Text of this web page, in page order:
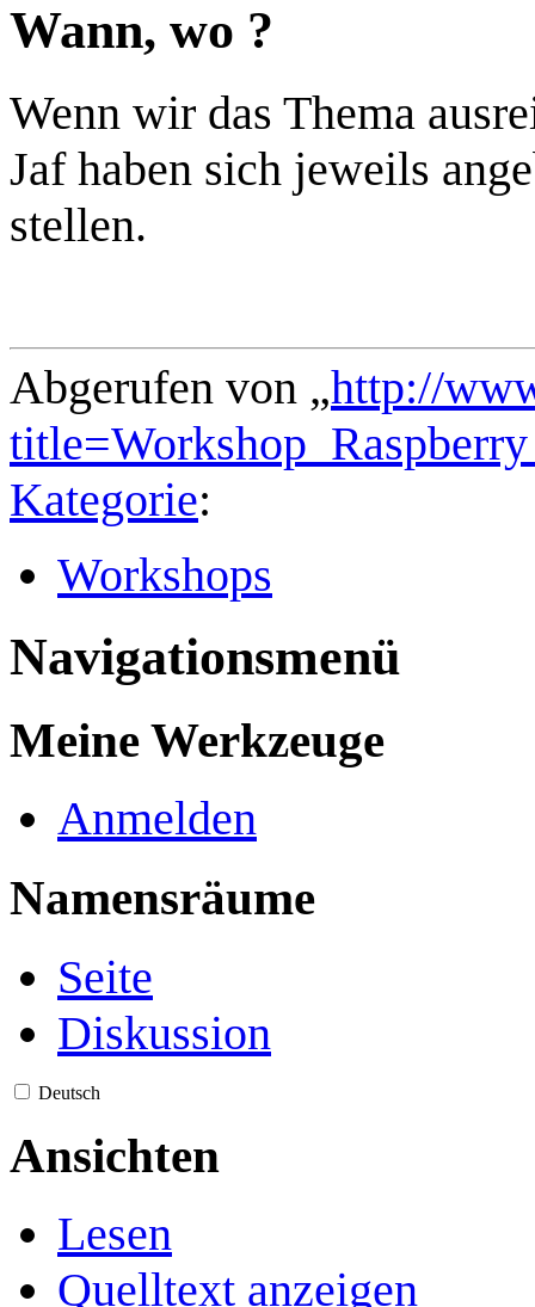
Wann, wo ?
Wenn wir das Thema
Jaf haben sich jeweils
stellen.
Abgerufen von „http://
Kategorie:
Workshops
Navigationsmenü
Meine Werkzeuge
Anmelden
Namensräume
Seite
Diskussion
Deutsch
Ansichten
Lesen
Quelltext anzeigen